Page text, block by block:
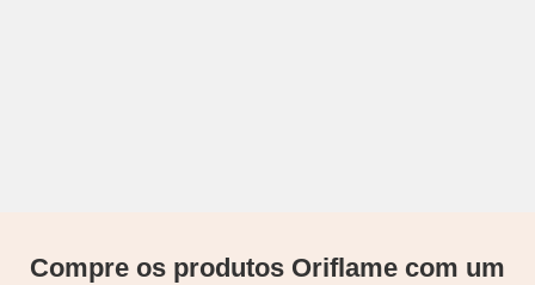
Compre os produtos Oriflame com um